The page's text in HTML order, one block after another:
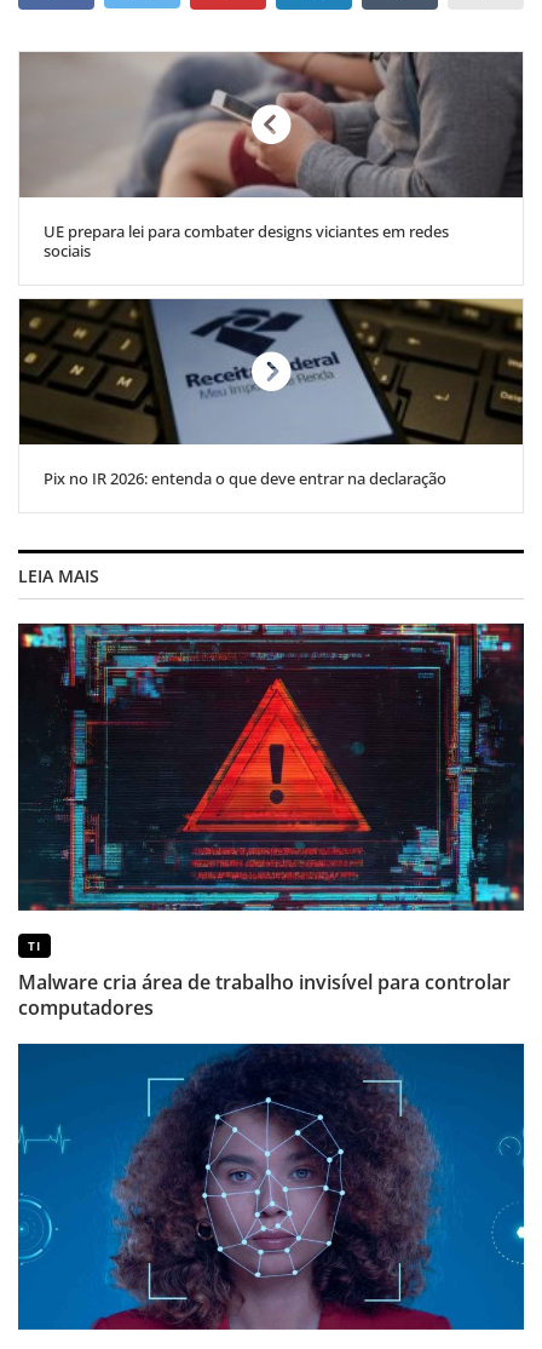
UE prepara lei para combater designs viciantes em redes
sociais
Pix no IR 2026: entenda o que deve entrar na declaração
LEIA MAIS
TI
Malware cria área de trabalho invisível para controlar
computadores